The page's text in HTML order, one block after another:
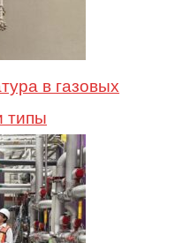
в газовых
типы